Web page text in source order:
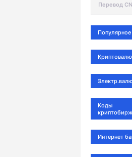
Популярное
Коды
криптобирж
Интернет